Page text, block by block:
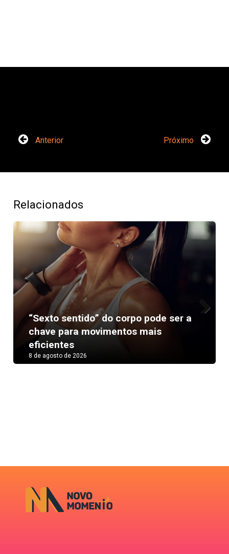
Anterior Próximo
Relacionados
“Sexto sentido” do corpo pode ser a
chave para movimentos mais
eficientes
8 de agosto de 2026